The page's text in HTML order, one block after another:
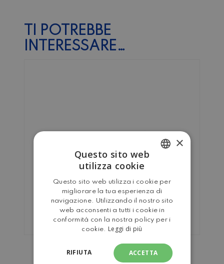
TI POTREBBE
INTERESSARE…
PICCHETTI A CHIODO PER
TERRENI DURI
ENGLISH
×
Questo sito web
utilizza cookie
Questo sito web utilizza i cookie per
migliorare la tua esperienza di
navigazione. Utilizzando il nostro sito
web acconsenti a tutti i cookie in
conformità con la nostra policy per i
cookie. Leggi di più
ACCETTA
RIFIUTA